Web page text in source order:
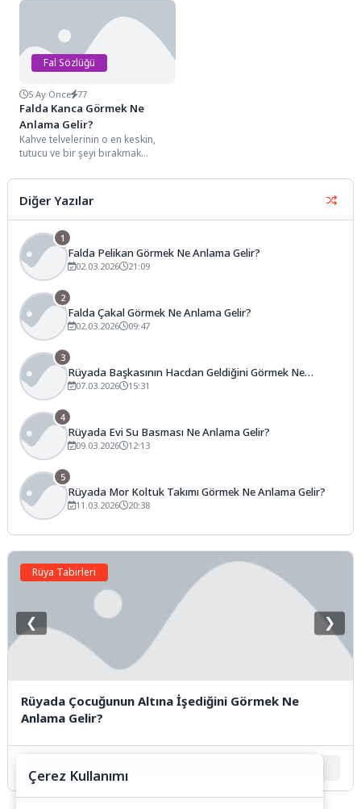
Fal Sözlüğü
5 Ay Önce 77
Falda Kanca Görmek Ne
Anlama Gelir?
Kahve telvelerinin o en keskin,
tutucu ve bir şeyi bırakmak
kıvrılmış,...
Diğer Yazılar
1
Falda Pelikan Görmek Ne Anlama Gelir?
02.03.2026 21:09
2
Falda Çakal Görmek Ne Anlama Gelir?
02.03.2026 09:47
3
Rüyada Başkasının Hacdan Geldiğini Görmek Ne
Anlama Gelir?
07.03.2026 15:31
4
Rüyada Evi Su Basması Ne Anlama Gelir?
09.03.2026 12:13
5
Rüyada Mor Koltuk Takımı Görmek Ne Anlama Gelir?
11.03.2026 20:38
Rüya Tabirleri
Rüyada Çocuğunun Altına İşediğini Görmek Ne
Anlama Gelir?
❮ ❯
Çerez Kullanımı